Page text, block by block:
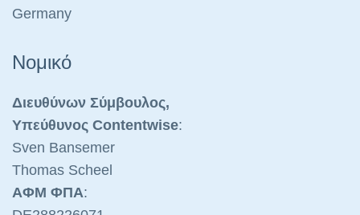
Germany
Νομικό
Διευθύνων Σύμβουλος,
Υπεύθυνος Contentwise:
Sven Bansemer
Thomas Scheel
ΑΦΜ ΦΠΑ: